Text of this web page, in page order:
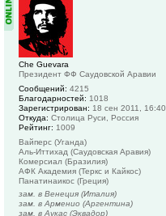
Che Guevara
Президент ФФ Саудовской Аравии
Сообщений: 4215
Благодарностей: 1018
Зарегистрирован: 18 сен 2011, 16:40
Откуда: Столица Руси, Россия
Рейтинг: 1009
Вайперс (Уганда)
Аль-Иттихад (Саудовская Аравия)
Комерсиал (Бразилия)
АФК Академия (Теркс и Кайкос)
Панатинаикос (Греция)
зам. в Венеция (Италия)
зам. в Арменио (Аргентина)
зам. в Аукас (Эквадор)